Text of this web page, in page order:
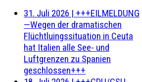
31. Juli 2026 | +++EILMELDUNG
—Wegen der dramatischen
Flüchtluingssituation in Ceuta
hat Italien alle See- und
Luftgrenzen zu Spanien
geschlossen+++